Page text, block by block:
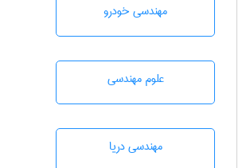
مهندسی خودرو
علوم مهندسی
مهندسی دریا